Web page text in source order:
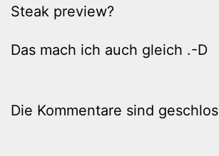
Steak preview?
Das mach ich auch gleich .-D
Die Kommentare sind